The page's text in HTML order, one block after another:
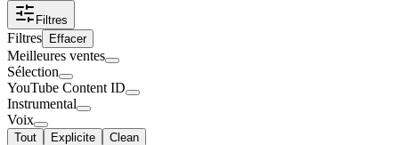
Filtres
Filtres Effacer
Meilleures ventes
Sélection
YouTube Content ID
Instrumental
Voix
Tout Explicite Clean